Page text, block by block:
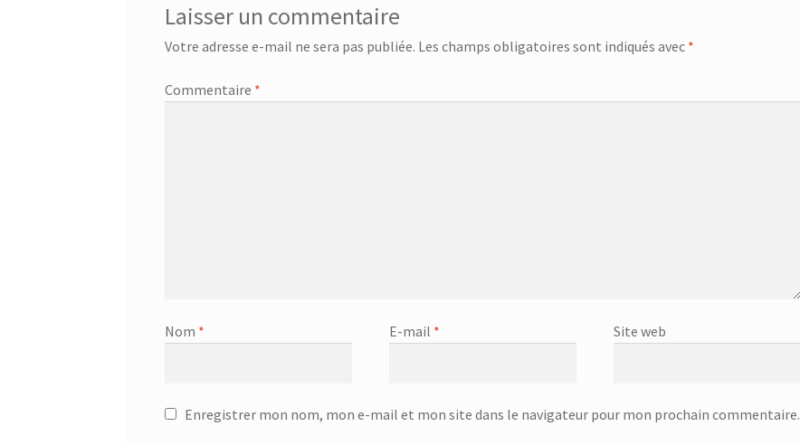
Laisser un commentaire
Votre adresse e-mail ne sera pas publiée. Les champs obligatoires sont indiqués avec *
Commentaire *
Nom * E-mail * Site web
Enregistrer mon nom, mon e-mail et mon site dans le navigateur pour mon prochain commentaire.